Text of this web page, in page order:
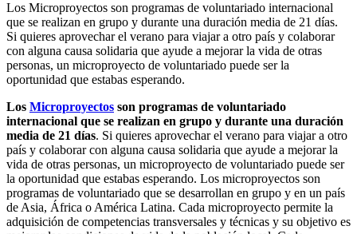
Los Microproyectos son programas de voluntariado internacional
que se realizan en grupo y durante una duración media de 21 días.
Si quieres aprovechar el verano para viajar a otro país y colaborar
con alguna causa solidaria que ayude a mejorar la vida de otras
personas, un microproyecto de voluntariado puede ser la
oportunidad que estabas esperando.
Los Microproyectos son programas de voluntariado
internacional que se realizan en grupo y durante una duración
media de 21 días. Si quieres aprovechar el verano para viajar a otro
país y colaborar con alguna causa solidaria que ayude a mejorar la
vida de otras personas, un microproyecto de voluntariado puede ser
la oportunidad que estabas esperando. Los microproyectos son
programas de voluntariado que se desarrollan en grupo y en un país
de Asia, África o América Latina. Cada microproyecto permite la
adquisición de competencias transversales y técnicas y su objetivo es